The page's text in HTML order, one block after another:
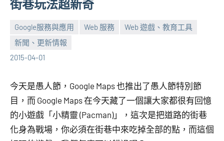
街巷玩法超新奇
Google服務與應用 Web 服務
Web 遊戲、教育工具
新聞、更新情報
2015-04-01
張
海
No
comments
今天是愚人節，Google Maps 也推出了愚人節特別節
目，而 Google Maps 在今天藏了一個讓大家都很有回憶
的小遊戲「小精靈 (Pacman)」，這次是把道路的街巷
化身為戰場，你必須在街巷中來吃掉全部的點，而這個